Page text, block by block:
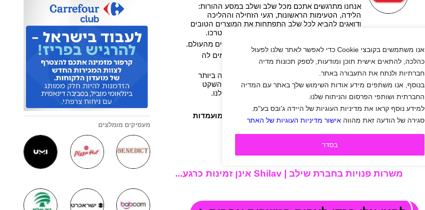
אנו משתמשים בקובצי Cookie כדי לאפשר לאתר שלנו לפעול
כהלכה, להתאים אישית תוכן ומודעות, לספק תכונות מדיה
חברתיות ולנתח את התעבורה באתר.
בנוסף, אנו משתפים מידע אודות השימוש שלך באתר עם המדיה
החברתית ושותפי הפרסום והניתוח שלנו.
למידע נוסף קראו את מדיניות העוגיות של היידה ג'ובס בע"מ.
סגירה של הודעה זאת מהווה אישור מדיניות העוגיות של האתר
בסדר
אנחנו מתרגשים אתכם מכל שלב ושלב במסע ההורות:
הלידה, הטעימות הראשונות, רגעי הזחילה וההליכה
ודואגים להביא לכל שלב התפתחות את המוצרים הטובים
ביותר – בגדים, צעצועים, רהיטים וכל מה שתצטרכו.
בשילב ניתן למצוא מגוון גדול של מותגים מובילים מהעולם.
כל משפחה יכולה לבחור את המוצרים המתאימים לה
מבחינת סגנון ההורות והמחירים.
המשותף לכל המוצרים הוא רמת בטיחות גבוהה ביותר
ועמידה בתקנים המחמירים – בטיחות ילדיכם והשקט
הנפשי שלכם נמצאים בראש סדר העדיפויות שלנו.
מעוניינים להצטרף למשפחת שילב?
צפו במשרות, הירשמו לאתר היידה ושלחו מועמדות
בלחיצת כפתור.
קל למצוא עבודה!!!
משרות פנויות בחברת שילב | Shilav אינן זמינות כרגע...
מעסיקים מומלצים